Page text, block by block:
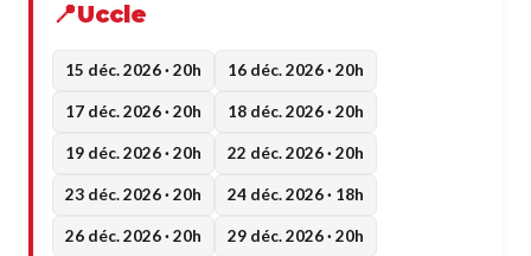
Uccle
15 déc. 2026 · 20h 16 déc. 2026 · 20h
17 déc. 2026 · 20h 18 déc. 2026 · 20h
19 déc. 2026 · 20h 22 déc. 2026 · 20h
23 déc. 2026 · 20h 24 déc. 2026 · 18h
26 déc. 2026 · 20h 29 déc. 2026 · 20h